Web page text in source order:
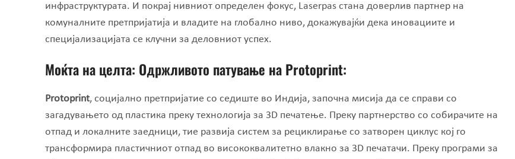
инфраструктурата. И покрај нивниот определен фокус, Laserpas стана доверлив партнер на
комуналните претпријатија и владите на глобално ниво, докажувајќи дека иновациите и
специјализацијата се клучни за деловниот успех.
Моќта на целта: Одржливото патување на Protoprint:
Protoprint, социјално претпријатие со седиште во Индија, започна мисија да се справи со
загадувањето од пластика преку технологија за 3D печатење. Преку партнерство со собирачите на
отпад и локалните заедници, тие развија систем за рециклирање со затворен циклус кој го
трансформира пластичниот отпад во висококвалитетно влакно за 3D печатачи. Преку програми за